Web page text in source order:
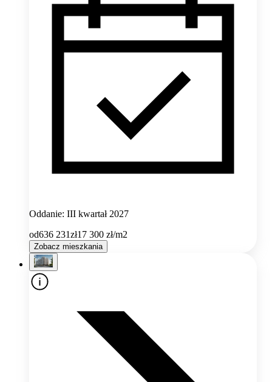
Oddanie: III kwartał 2027
od636 231zł17 300 zł/m2
Zobacz mieszkania